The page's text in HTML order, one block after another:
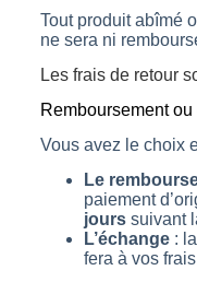
Tout produit abîmé
ne sera ni
Les frais de retour
Remboursement
Vous avez le choix
Le
paiement
jourssuivant
L’échange: la
fera à vos frais